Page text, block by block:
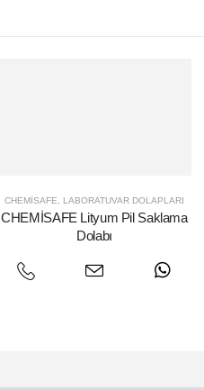
CHEMISAFE LABORATUVAR DOLAPLARI
CHEMİSAFE Lityum Pil Saklama
Dolabı